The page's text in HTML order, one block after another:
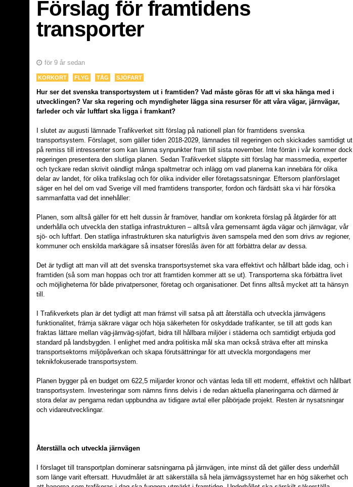
Förslag för framtidens
transporter
för 9 år sedan
KORKORT FLYG TÅG SJÖFART
Hur ser det svenska transportsystem ut i framtiden? Vad måste göras för att vi ska hänga med i
utvecklingen? Var ska regering och myndigheter lägga sina resurser för att våra vägar, järnvägar,
farleder och vår luftfart ska ligga i framkant?
I slutet av augusti lämnade Trafikverket sitt förslag på nationell plan för framtidens svenska
transportsystem. Förslaget, som gäller tiden 2018-2029, lämnades till regeringen och skickades samtidigt ut
på remiss till intressenter som kan lämna synpunkter fram till sista november. Inte förrän i vår kommer dock
regeringen presentera den slutliga planen. Sedan Trafikverket släppte sitt förslag har massmedia, experter
och tyckare redan skrivit oändligt många spaltmetrar och inlägg om vad planerna kan innebära för olika
delar av landet, för olika trafikslag och för olika individer eller företagssatsningar. Eftersom planförslaget
säger en hel del om vad Sverige vill med framtidens transporter, fordon och färdsätt ska vi här försöka
sammanfatta vad det innehåller:
Planen, som alltså gäller för ett helt dussin år framöver, handlar om konkreta förslag på åtgärder för att
underhålla och utveckla den statliga infrastrukturen – alltså våra gemensamt ägda vägar och järnvägar, vår
sjö- och luftfart. Den statliga infrastrukturen ska naturligtvis även samspela med den som drivs av regioner,
kommuner och enskilda markägare så insatser föreslås även för att förbättra delar av dessa.
Det är tydligt att man vill att det svenska transportsystemet ska vara effektivt och hållbart både idag, och i
framtiden (så som man hoppas och tror att framtiden kommer att se ut). Transporterna ska förbättra livet
och möjligheterna för både privatpersoner, företag och organisationer. Det finns alltså mycket att ta hänsyn
till.
I Trafikverkets plan är det tydligt att man främst vill satsa på att återställa och utveckla järnvägens
funktionalitet, främja säkrare vägar och höja säkerheten för oskyddade trafikanter, se till att gods kan
fraktas lättare mellan väg-järnväg-sjöfart, bidra till hållbara miljöer i städerna och samtidigt erbjuda god
standard på landsbygden. I enlighet med andra politiska mål ska man också sträva efter att minska
transportsektorns miljöpåverkan och skapa förutsättningar för att utveckla morgondagens mer
teknikfokuserade transportsystem.
Planen bygger på en budget om 622,5 miljarder kronor och väntas leda till ett modernt, effektivt och hållbart
transportsystem. Investeringar som nämns finns delvis i de redan aktuella planeringarna och därmed är
stora delar av pengarna redan uppbundna av tidigare avtal eller påbörjade projekt. Resten är nysatsningar
och vidareutvecklingar.
Återställa och utveckla järnvägen
I förslaget till transportplan dominerar satsningarna på järnvägen, inte minst då det gäller dess underhåll
som länge varit eftersatt. Huvudmålet är att säkerställa så hela järnvägssystemet har en hög säkerhet och